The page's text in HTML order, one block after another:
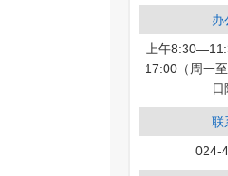
办
上午
17:00（周一
日
联
024-